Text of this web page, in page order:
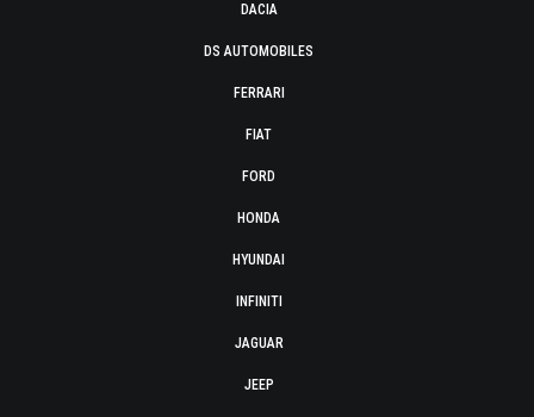
DACIA
DS AUTOMOBILES
FERRARI
FIAT
FORD
HONDA
HYUNDAI
INFINITI
JAGUAR
JEEP